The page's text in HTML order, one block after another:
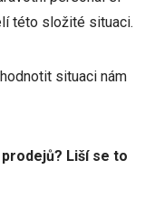
této složité situaci.
situaci nám
Liší se to